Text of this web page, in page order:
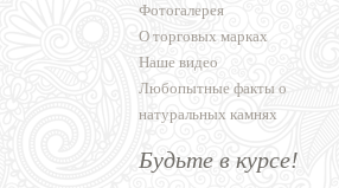
Фотогалерея
О торговых марках
Наше видео
Любопытные факты о
натуральных камнях
Будьте в курсе!